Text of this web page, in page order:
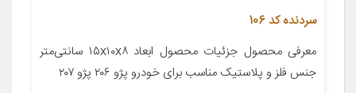
سردنده کد 106
معرفی محصول جزئیات محصول ابعاد ۱۵x۱۰x۸ سانتی‌متر
جنس فلز و پلاستیک مناسب برای خودرو پژو ۲۰۶ پژو ۲۰۷